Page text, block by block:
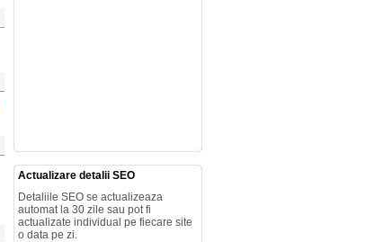
Actualizare detalii SEO
Detaliile SEO se actualizeaza
automat la 30 zile sau pot fi
actualizate individual pe fiecare site
o data pe zi.